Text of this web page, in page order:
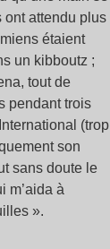
ont attendu plus
étaient
un kibboutz ;
tout de
pendant trois
(trop
son
sans doute le
m’aida à
».